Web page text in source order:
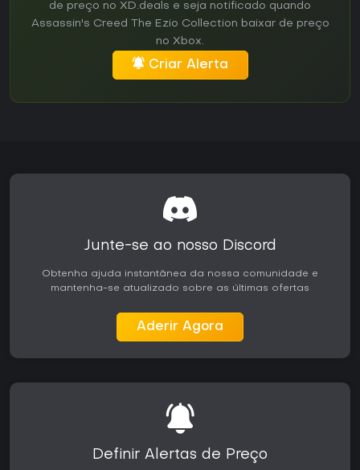
de preço no XD.deals e seja notificado quando
Assassin's Creed The Ezio Collection baixar de preço
no Xbox.
Criar Alerta
Junte-se ao nosso Discord
Obtenha ajuda instantânea da nossa comunidade e
mantenha-se atualizado sobre as últimas ofertas
Aderir Agora
Definir Alertas de Preço